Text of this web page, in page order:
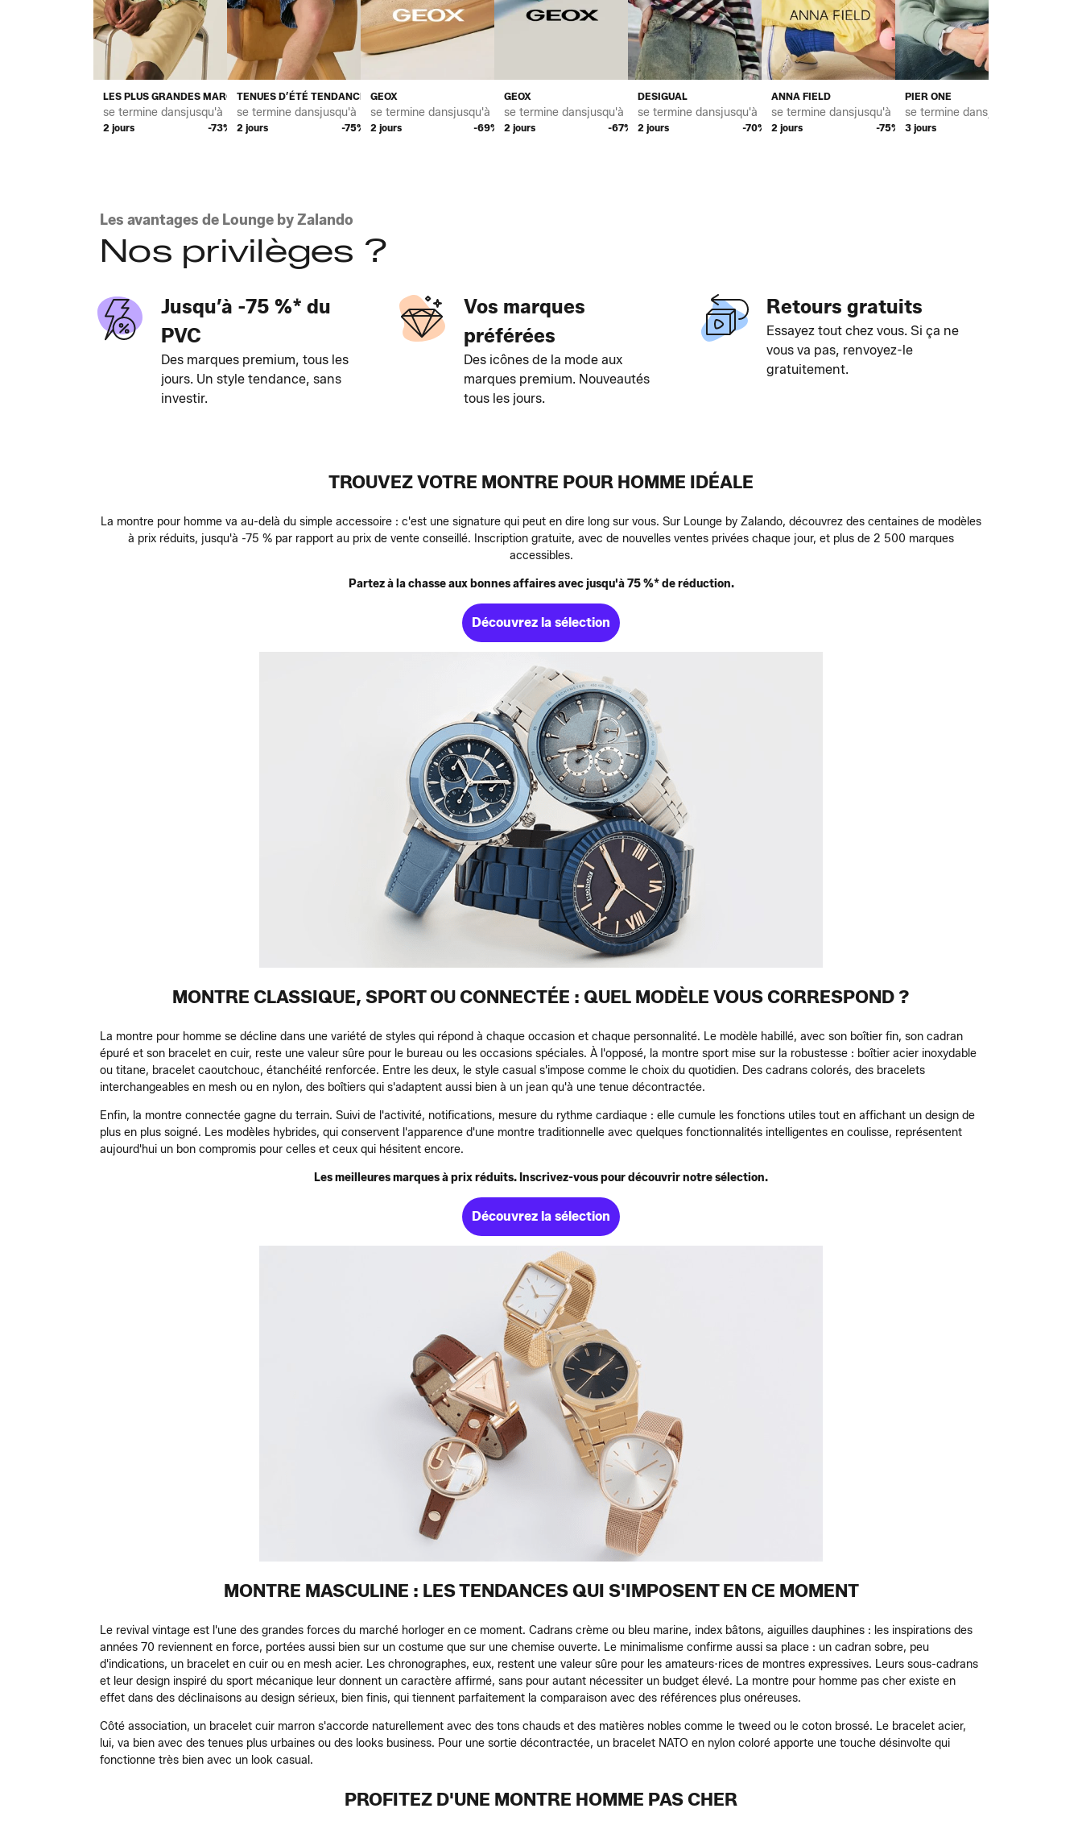
LES PLUS GRANDES MARQUES TENDANCE POUR HOMME
se termine dans
2 jours
jusqu'à *
-73%
TENUES D’ÉTÉ TENDANCE POUR HOMME
se termine dans
2 jours
jusqu'à *
-75%
GEOX
se termine dans
2 jours
jusqu'à *
-69%
GEOX
se termine dans
2 jours
jusqu'à *
-67%
DESIGUAL
se termine dans
2 jours
jusqu'à *
-70%
ANNA FIELD
se termine dans
2 jours
jusqu'à *
-75%
PIER ONE
se termine dans
3 jours
jusqu'à *
Les avantages de Lounge by Zalando
Nos privilèges ?
Jusqu’à -75 %* du
PVC
Des marques premium, tous les
jours. Un style tendance, sans
investir.
Vos marques
préférées
Des icônes de la mode aux
marques premium. Nouveautés
tous les jours.
Retours gratuits
Essayez tout chez vous. Si ça ne
vous va pas, renvoyez-le
gratuitement.
TROUVEZ VOTRE MONTRE POUR HOMME IDÉALE
La montre pour homme va au-delà du simple accessoire : c'est une signature qui peut en dire long sur vous. Sur Lounge by Zalando, découvrez des centaines de modèles
à prix réduits, jusqu'à -75 % par rapport au prix de vente conseillé. Inscription gratuite, avec de nouvelles ventes privées chaque jour, et plus de 2 500 marques
accessibles.
Partez à la chasse aux bonnes affaires avec jusqu'à 75 %* de réduction.
Découvrez la sélection
MONTRE CLASSIQUE, SPORT OU CONNECTÉE : QUEL MODÈLE VOUS CORRESPOND ?
La montre pour homme se décline dans une variété de styles qui répond à chaque occasion et chaque personnalité. Le modèle habillé, avec son boîtier fin, son cadran
épuré et son bracelet en cuir, reste une valeur sûre pour le bureau ou les occasions spéciales. À l'opposé, la montre sport mise sur la robustesse : boîtier acier inoxydable
ou titane, bracelet caoutchouc, étanchéité renforcée. Entre les deux, le style casual s'impose comme le choix du quotidien. Des cadrans colorés, des bracelets
interchangeables en mesh ou en nylon, des boîtiers qui s'adaptent aussi bien à un jean qu'à une tenue décontractée.
Enfin, la montre connectée gagne du terrain. Suivi de l'activité, notifications, mesure du rythme cardiaque : elle cumule les fonctions utiles tout en affichant un design de
plus en plus soigné. Les modèles hybrides, qui conservent l'apparence d'une montre traditionnelle avec quelques fonctionnalités intelligentes en coulisse, représentent
aujourd'hui un bon compromis pour celles et ceux qui hésitent encore.
Les meilleures marques à prix réduits. Inscrivez-vous pour découvrir notre sélection.
Découvrez la sélection
MONTRE MASCULINE : LES TENDANCES QUI S'IMPOSENT EN CE MOMENT
Le revival vintage est l'une des grandes forces du marché horloger en ce moment. Cadrans crème ou bleu marine, index bâtons, aiguilles dauphines : les inspirations des
années 70 reviennent en force, portées aussi bien sur un costume que sur une chemise ouverte. Le minimalisme confirme aussi sa place : un cadran sobre, peu
d'indications, un bracelet en cuir ou en mesh acier. Les chronographes, eux, restent une valeur sûre pour les amateurs·rices de montres expressives. Leurs sous-cadrans
et leur design inspiré du sport mécanique leur donnent un caractère affirmé, sans pour autant nécessiter un budget élevé. La montre pour homme pas cher existe en
effet dans des déclinaisons au design sérieux, bien finis, qui tiennent parfaitement la comparaison avec des références plus onéreuses.
Côté association, un bracelet cuir marron s'accorde naturellement avec des tons chauds et des matières nobles comme le tweed ou le coton brossé. Le bracelet acier,
lui, va bien avec des tenues plus urbaines ou des looks business. Pour une sortie décontractée, un bracelet NATO en nylon coloré apporte une touche désinvolte qui
fonctionne très bien avec un look casual.
PROFITEZ D'UNE MONTRE HOMME PAS CHER